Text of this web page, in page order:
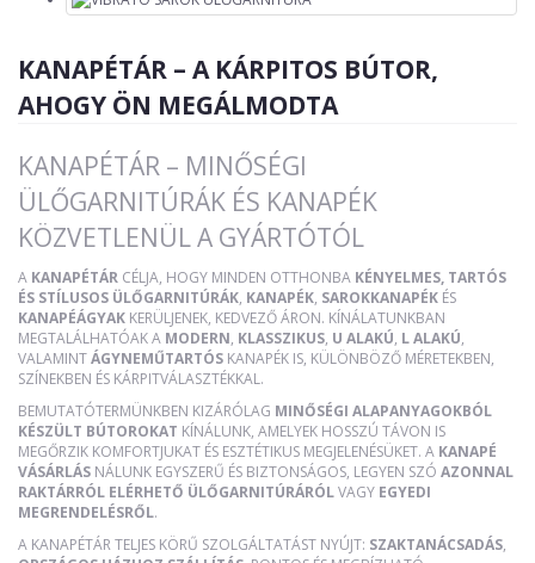
KANAPÉTÁR – A KÁRPITOS BÚTOR,
AHOGY ÖN MEGÁLMODTA
KANAPÉTÁR – MINŐSÉGI
ÜLŐGARNITÚRÁK ÉS KANAPÉK
KÖZVETLENÜL A GYÁRTÓTÓL
A KANAPÉTÁR CÉLJA, HOGY MINDEN OTTHONBA KÉNYELMES, TARTÓS
ÉS STÍLUSOS ÜLŐGARNITÚRÁK, KANAPÉK, SAROKKANAPÉK ÉS
KANAPÉÁGYAK KERÜLJENEK, KEDVEZŐ ÁRON. KÍNÁLATUNKBAN
MEGTALÁLHATÓAK A MODERN, KLASSZIKUS, U ALAKÚ, L ALAKÚ,
VALAMINTÁGYNEMŰTARTÓS KANAPÉK IS, KÜLÖNBÖZŐ MÉRETEKBEN,
SZÍNEKBEN ÉS KÁRPITVÁLASZTÉKKAL.
BEMUTATÓTERMÜNKBEN KIZÁRÓLAG MINŐSÉGI ALAPANYAGOKBÓL
KÉSZÜLT BÚTOROKAT KÍNÁLUNK, AMELYEK HOSSZÚ TÁVON IS
MEGŐRZIK KOMFORTJUKAT ÉS ESZTÉTIKUS MEGJELENÉSÜKET. A KANAPÉ
VÁSÁRLÁS NÁLUNK EGYSZERŰ ÉS BIZTONSÁGOS, LEGYEN SZÓ AZONNAL
RAKTÁRRÓL ELÉRHETŐ ÜLŐGARNITÚRÁRÓLVAGY EGYEDI
MEGRENDELÉSRŐL.
A KANAPÉTÁR TELJES KÖRŰ SZOLGÁLTATÁST NYÚJT: SZAKTANÁCSADÁS,